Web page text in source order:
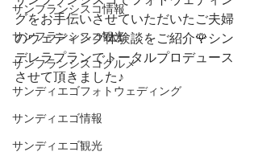
サンフランシスコ情報
サンフランシスコ観光
サンフランシスコグルメ
サンディエゴフォトウェディング
サンディエゴ情報
サンディエゴ観光
グをお手伝いさせていただいたご夫婦
のウェディング体験談をご紹介🌹シン
デレラプランでトータルプロデュース
させて頂きました♪